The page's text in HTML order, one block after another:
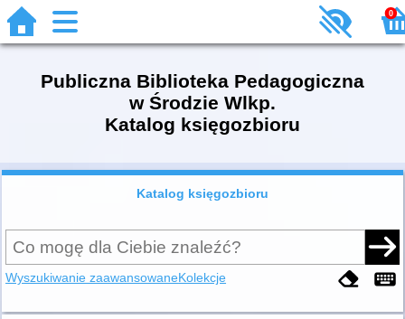
0
Publiczna Biblioteka Pedagogiczna
w Środzie Wlkp.
Katalog księgozbioru
Katalog księgozbioru
Wyszukiwanie zaawansowaneKolekcje